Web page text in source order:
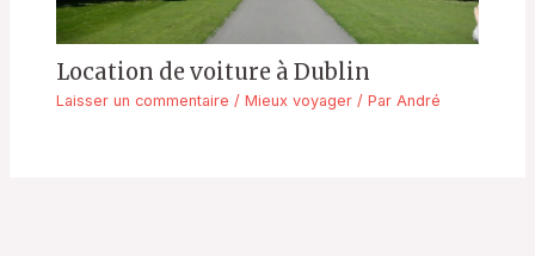
Location de voiture à Dublin
Laisser un commentaire /Mieux voyager / ParAndré